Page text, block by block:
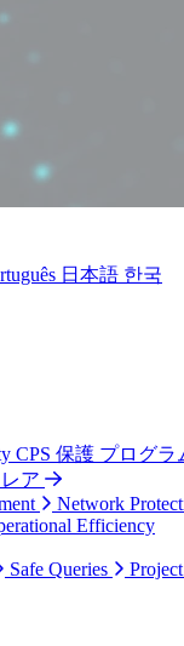
日本語 한국
CPS 保護 プログラ
ア
Network
Efficiency
Safe Queries